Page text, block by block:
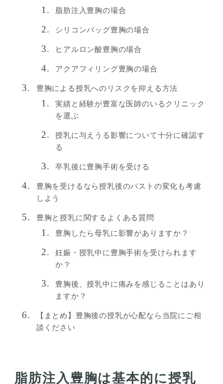
脂肪注入豊胸の場合
シリコンバッグ豊胸の場合
ヒアルロン酸豊胸の場合
アクアフィリング豊胸の場合
豊胸による授乳へのリスクを抑える方法
実績と経験が豊富な医師のいるクリニック
を選ぶ
授乳に与えうる影響について十分に確認す
る
卒乳後に豊胸手術を受ける
豊胸を受けるなら授乳後のバストの変化も考慮
しよう
豊胸と授乳に関するよくある質問
豊胸したら母乳に影響がありますか？
妊娠・授乳中に豊胸手術を受けられます
か？
豊胸後、授乳中に痛みを感じることはあり
ますか？
【まとめ】豊胸後の授乳が心配なら当院にご相
談ください
脂肪注入豊胸は基本的に授乳